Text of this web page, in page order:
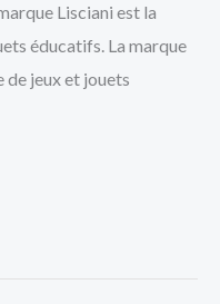
Lisciani est la
éducatifs. La marque
de jeux et jouets